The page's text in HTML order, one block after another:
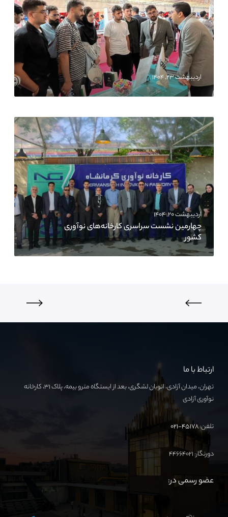
اردیبهشت ۲۳, ۱۴۰۴
اردیبهشت ۲۰, ۱۴۰۴
چهارمین نشست سراسری کارخانه‌های نوآوری
کشور
ارتباط با ما
تهران، میدان آزادی، اتوبان لشگری، بعد از ایستگاه مترو بیمه، پلاک ۳۱، کارخانه
نوآوری آزادی
تلفن:۴۵۱۷۸-۰۲۱
دورنگار: ۴۴۶۶۴۰۲۱
عضو رسمی در: